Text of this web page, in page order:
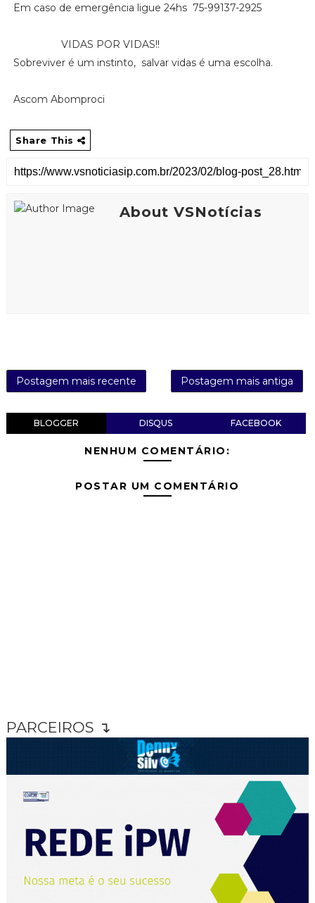
Em caso de emergência ligue 24hs 75-99137-2925
VIDAS POR VIDAS!!
Sobreviver é um instinto, salvar vidas é uma escolha.
Ascom Abomproci
Share This
About VSNotícias
Postagem mais recente Postagem mais antiga
BLOGGER DISQUS FACEBOOK
NENHUM COMENTÁRIO:
POSTAR UM COMENTÁRIO
PARCEIROS ↴